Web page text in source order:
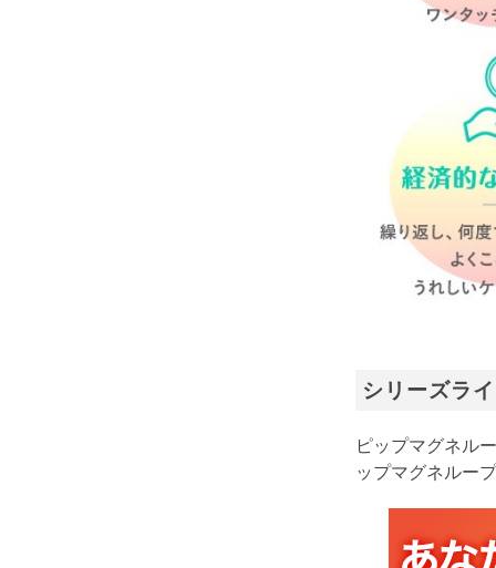
シリーズラ
ピップマグネル
ップマグネルー